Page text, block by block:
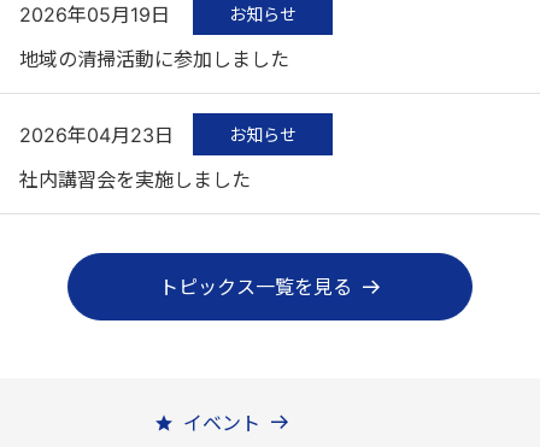
2026年05月19日 お知らせ
地域の清掃活動に参加しました
2026年04月23日 お知らせ
社内講習会を実施しました
トピックス一覧を見る
イベント